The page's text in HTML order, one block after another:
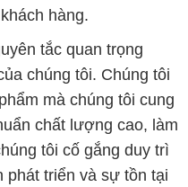
hàng.
tắc quan trọng
chúng tôi. Chúng tôi
mà chúng tôi cung
chất lượng cao, làm
tôi cố gắng duy trì
phát triển và sự tồn tại